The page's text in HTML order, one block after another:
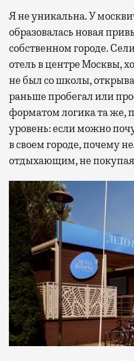
Я не уникальна. У
образовалась новая
собственном городе.
отель в центре Москвы,
не был со школы,
раньше пробегал или
форматом логика та же,
уровень: если можно
в своем городе, почему
отдыхающим, не